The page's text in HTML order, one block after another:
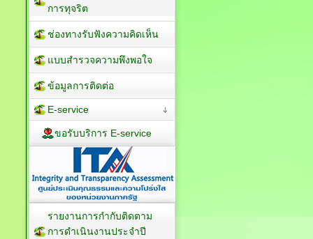
การทุจริต
ช่องทางรับฟังความคิดเห็น
แบบสำรวจความพึงพอใจ
ข้อมูลการติดต่อ
E-service
ขอรับบริการ E-service
รายงานการกำกับติดตาม
การดำเนินงานประจำปี